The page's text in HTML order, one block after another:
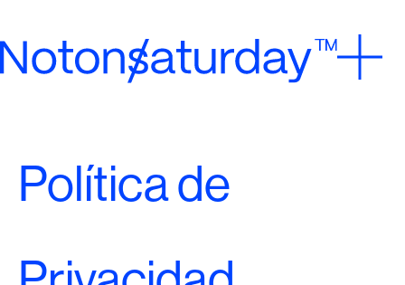
Política de